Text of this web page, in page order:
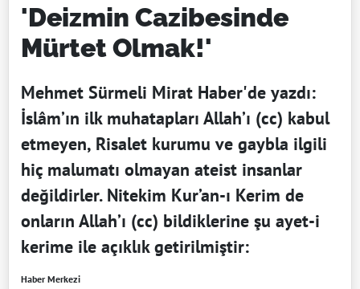
'Deizmin Cazibesinde
Mürtet Olmak!'
Mehmet Sürmeli Mirat Haber'de yazdı:
İslâm’ın ilk muhatapları Allah’ı (cc) kabul
etmeyen, Risalet kurumu ve gaybla ilgili
hiç malumatı olmayan ateist insanlar
değildirler. Nitekim Kur’an-ı Kerim de
onların Allah’ı (cc) bildiklerine şu ayet-i
kerime ile açıklık getirilmiştir:
Haber Merkezi